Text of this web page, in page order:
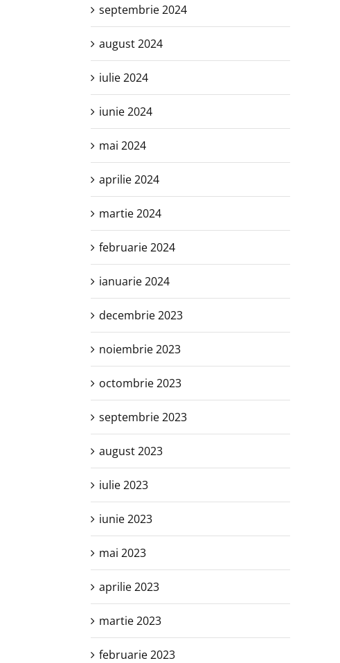
septembrie 2024
august 2024
iulie 2024
iunie 2024
mai 2024
aprilie 2024
martie 2024
februarie 2024
ianuarie 2024
decembrie 2023
noiembrie 2023
octombrie 2023
septembrie 2023
august 2023
iulie 2023
iunie 2023
mai 2023
aprilie 2023
martie 2023
februarie 2023